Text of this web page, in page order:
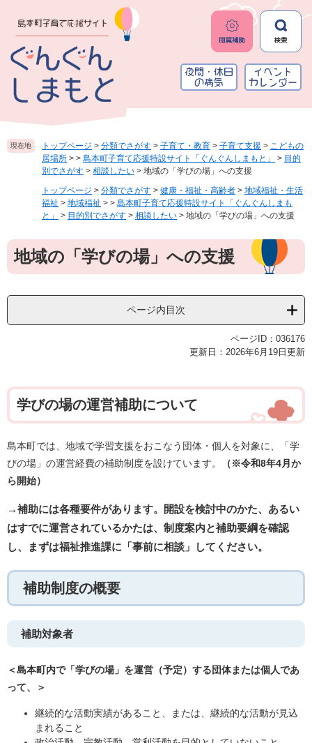
。
て
本
文
現在地 トップページ > 分類でさがす > 子育て・教育 > 子育て支援 > こどもの
居場所 > > 島本町子育て応援特設サイト「ぐんぐんしまもと」 > 目的
別でさがす > 相談したい > 地域の「学びの場」への支援
トップページ > 分類でさがす > 健康・福祉・高齢者 > 地域福祉・生活
福祉 > 地域福祉 > > 島本町子育て応援特設サイト「ぐんぐんしまも
と」
> 目的別でさがす > 相談したい > 地域の「学びの場」への支援
本
文地域の「学びの場」への支援
ページ内目次
ページID：036176
更新日：2026年6月19日更新
学びの場の運営補助について
島本町では、地域で学習支援をおこなう団体・個人を対象に、「学
びの場」の運営経費の補助制度を設けています。
（※令和8年4月か
ら開始）
→補助には各種要件があります。開設を検討中のかた、あるい
はすでに運営されているかたは、制度案内と補助要綱を確認
し、まずは福祉推進課に「事前に相談」してください。
補助制度の概要
補助対象者
＜島本町内で「学びの場」を運営（予定）する団体または個人であ
って、＞
継続的な活動実績があること、または、継続的な活動が見込
まれること